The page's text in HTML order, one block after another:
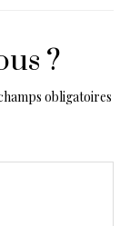
?
obligatoires